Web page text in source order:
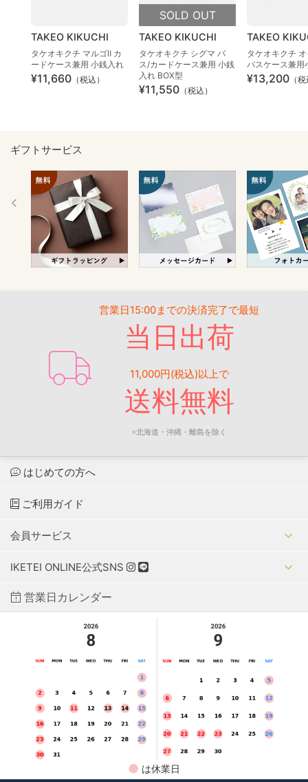
TAKEO KIKUCHI
タケオキクチ マルゴⅡ カ
ードケース兼用 小銭入れ
¥11,660 （税込）
SOLD OUT
TAKEO KIKUCHI
タケオキクチ シグマ パ
ス/カードケース兼用 小銭
入れ BOX型
¥11,550 （税込）
TAKEO
タケオキクチ
パスケース兼用
¥13,200 （
ギフトサービス
営業日15:00までの決済完了で最短
当日出荷
11,000円(税込)以上で
送料無料
※北海道・沖縄・離島を除く
はじめての方へ
ご利用ガイド
会員サービス
IKETEI ONLINE公式SNS
営業日カレンダー
● は休業日